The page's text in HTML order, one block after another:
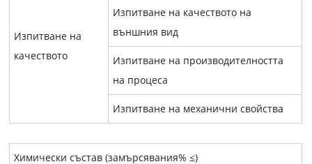
Изпитване на
качеството
Изпитване на качеството на
външния вид
Изпитване на производителността
на процеса
Изпитване на механични свойства
Химически състав (замърсявания% ≤)